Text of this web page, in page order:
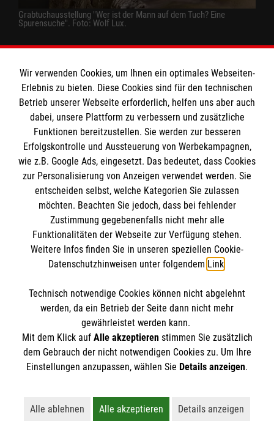
Grabtuchausstellung "Wer ist der Mann auf dem Tuch? Eine
Spurensuche". Foto: Wolf Lux.
Informationen
Impressum
Datenschutz
Kontakt
Barrierefreiheit
Die Malteser
Malteser in Deutschland
Malteserorden
Sharepoint
Spendenkonto
Bank: Pax-Bank für Kirche und Caritas eG
IBAN: DE15 3706 0120 1201 2130 17
BIC: GENODED1PA7
So finden Sie uns
Streitfeldstr. 1
81673 München
Email:bistum.muenchen@malteser.org
Der Malteser Hilfsdienst e.V. ist als eingetragene
Gewerbesteuer befreit.
Wir verwenden Cookies, um Ihnen ein optimales Webseiten-
Erlebnis zu bieten. Diese Cookies sind für den technischen
Betrieb unserer Webseite erforderlich, helfen uns aber auch
dabei, unsere Plattform zu verbessern und zusätzliche
Funktionen bereitzustellen. Sie werden zur besseren
Erfolgskontrolle und Aussteuerung von Werbekampagnen,
wie z.B. Google Ads, eingesetzt. Das bedeutet, dass Cookies
zur Personalisierung von Anzeigen verwendet werden. Sie
entscheiden selbst, welche Kategorien Sie zulassen
möchten. Beachten Sie jedoch, dass bei fehlender
Zustimmung gegebenenfalls nicht mehr alle
Funktionalitäten der Webseite zur Verfügung stehen.
Weitere Infos finden Sie in unseren speziellen Cookie-
Datenschutzhinweisen unter folgendem Link.
Technisch notwendige Cookies können nicht abgelehnt
werden, da ein Betrieb der Seite dann nicht mehr
gewährleistet werden kann.
Mit dem Klick auf Alle akzeptierenstimmen Sie zusätzlich
dem Gebrauch der nicht notwendigen Cookies zu. Um Ihre
Einstellungen anzupassen, wählen Sie Details anzeigen.
Alle ablehnen
Lehnt alle nicht-essentiellen Cookies ab
Alle akzeptieren
Akzeptiert alle Cookies
Details anzeigen